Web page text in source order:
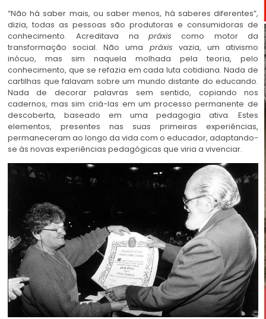
“Não há saber mais, ou saber menos, há saberes diferentes”,
dizia, todas as pessoas são produtoras e consumidoras de
conhecimento. Acreditava na práxis como motor da
transformação social. Não uma práxis vazia, um ativismo
inócuo, mas sim naquela molhada pela teoria, pelo
conhecimento, que se refazia em cada luta cotidiana. Nada de
cartilhas que falavam sobre um mundo distante do educando.
Nada de decorar palavras sem sentido, copiando nos
cadernos, mas sim criá-las em um processo permanente de
descoberta, baseado em uma pedagogia ativa. Estes
elementos, presentes nas suas primeiras experiências,
permaneceram ao longo da vida com o educador, adaptando-
se às novas experiências pedagógicas que viria a vivenciar.